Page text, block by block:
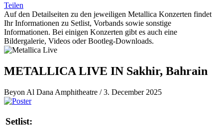
Teilen
Auf den Detailseiten zu den jeweiligen Metallica Konzerten findet
Ihr Informationen zu Setlist, Vorbands sowie sonstige
Informationen. Bei einigen Konzerten gibt es auch eine
Bildergalerie, Videos oder Bootleg-Downloads.
METALLICA LIVE IN Sakhir, Bahrain
Beyon Al Dana Amphitheatre / 3. December 2025
Setlist: